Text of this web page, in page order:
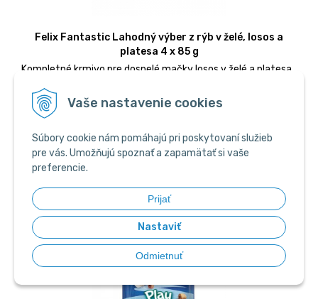
Vaše nastavenie cookies
Súbory cookie nám pomáhajú pri poskytovaní služieb
pre vás. Umožňujú spoznať a zapamätať si vaše
preferencie.
Prijať
Nastaviť
Odmietnuť
Felix Fantastic Lahodný výber z rýb v želé, losos a
platesa 4 x 85 g
Kompletné krmivo pre dospelé mačky losos v želé a platesa
Produkt je momentálne nedostupný.
Obj. čislo:23235